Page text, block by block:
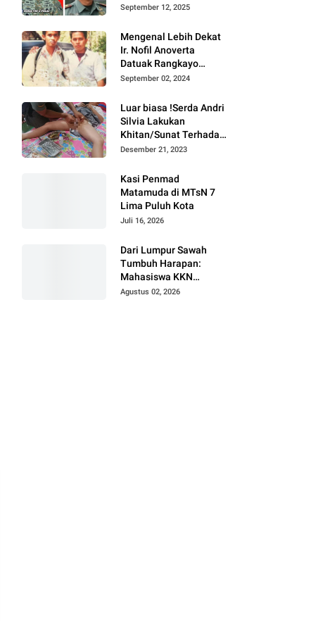
September 12, 2025
Mengenal Lebih Dekat
Ir. Nofil Anoverta
Datuak Rangkayo
Batuah Cawako
September 02, 2024
Luar biasa !Serda Andri
Silvia Lakukan
Khitan/Sunat Terhadap
Anak Warga Binaannya
Desember 21, 2023
Kasi Penmad
Matamuda di MTsN 7
Lima Puluh Kota
Juli 16, 2026
Dari Lumpur Sawah
Tumbuh Harapan:
Mahasiswa KKN
Universitas Andalas
Agustus 02, 2026